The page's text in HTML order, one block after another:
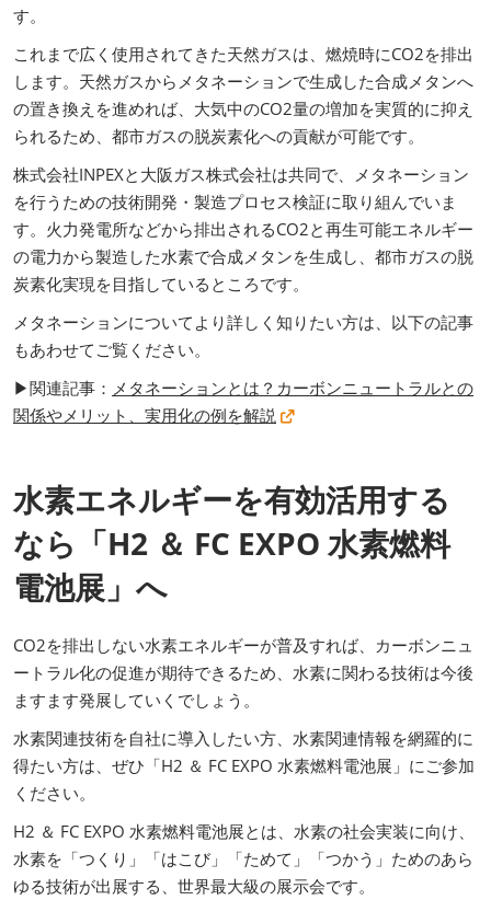
す。
これまで広く使用されてきた天然ガスは、燃焼時にCO2を排出
します。天然ガスからメタネーションで生成した合成メタンへ
の置き換えを進めれば、大気中のCO2量の増加を実質的に抑え
られるため、都市ガスの脱炭素化への貢献が可能です。
株式会社INPEXと大阪ガス株式会社は共同で、メタネーション
を行うための技術開発・製造プロセス検証に取り組んでいま
す。火力発電所などから排出されるCO2と再生可能エネルギー
の電力から製造した水素で合成メタンを生成し、都市ガスの脱
炭素化実現を目指しているところです。
メタネーションについてより詳しく知りたい方は、以下の記事
もあわせてご覧ください。
▶関連記事： メタネーションとは？カーボンニュートラルとの
関係やメリット、実用化の例を解説
水素エネルギーを有効活用する
なら「H2 ＆ FC EXPO 水素燃料
電池展」へ
CO2を排出しない水素エネルギーが普及すれば、カーボンニュ
ートラル化の促進が期待できるため、水素に関わる技術は今後
ますます発展していくでしょう。
水素関連技術を自社に導入したい方、水素関連情報を網羅的に
得たい方は、ぜひ「H2 ＆ FC EXPO 水素燃料電池展」にご参加
ください。
H2 ＆ FC EXPO 水素燃料電池展とは、水素の社会実装に向け、
水素を「つくり」「はこび」「ためて」「つかう」ためのあら
ゆる技術が出展する、世界最大級の展示会です。